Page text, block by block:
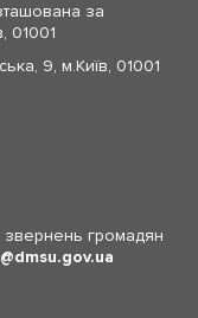
за
01001
9, м.Київ, 01001
звернень громадян
dmsu.gov.ua